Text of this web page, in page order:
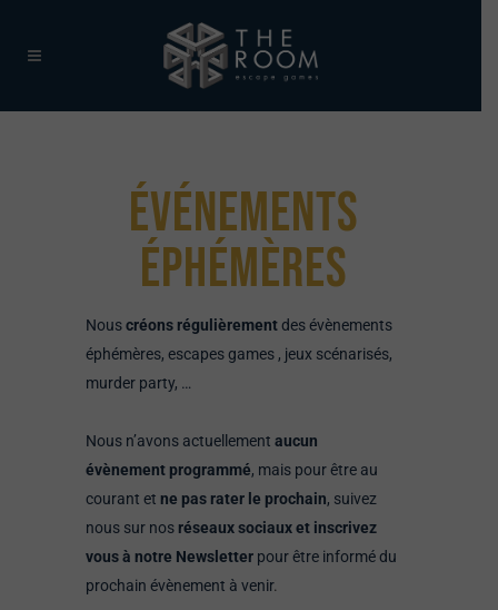
ÉVÉNEMENTS
ÉPHÉMÈRES
Nouscréons régulièrementdes évènements
éphémères, escapes games , jeux scénarisés,
murder party, …
Nous n’avons actuellement aucun
évènement programmé, mais pour être au
courant et ne pas rater le prochain, suivez
nous sur nos réseaux sociaux et inscrivez
vous à notre Newsletterpour être informé du
prochain évènement à venir.